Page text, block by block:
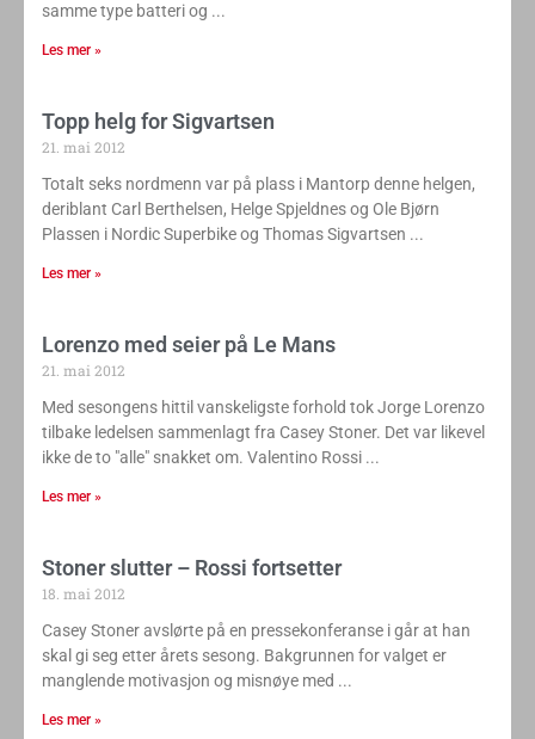
samme type batteri og
Les mer »
Topp helg for Sigvartsen
21. mai 2012
Totalt seks nordmenn var på plass i Mantorp denne helgen,
deriblant Carl Berthelsen, Helge Spjeldnes og Ole Bjørn
Plassen i Nordic Superbike og Thomas Sigvartsen
Les mer »
Lorenzo med seier på Le Mans
21. mai 2012
Med sesongens hittil vanskeligste forhold tok Jorge Lorenzo
tilbake ledelsen sammenlagt fra Casey Stoner. Det var likevel
ikke de to "alle" snakket om. Valentino Rossi
Les mer »
Stoner slutter – Rossi fortsetter
18. mai 2012
Casey Stoner avslørte på en pressekonferanse i går at han
skal gi seg etter årets sesong. Bakgrunnen for valget er
manglende motivasjon og misnøye med
Les mer »